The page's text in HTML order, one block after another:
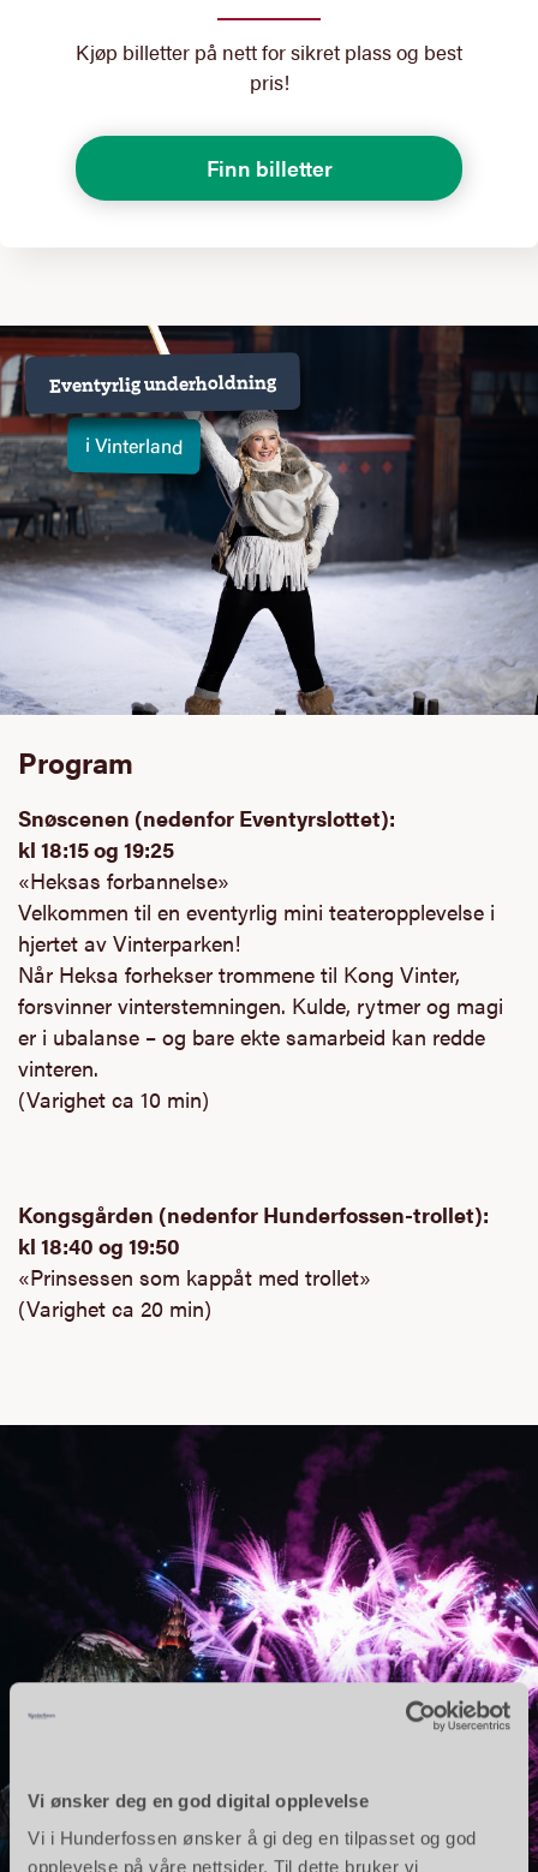
Vi ønsker deg en god digital opplevelse
Vi i Hunderfossen ønsker å gi deg en tilpasset og god
opplevelse på våre nettsider. Til dette bruker vi
Kjøp billetter på nett for sikret plass og best
pris!
Finn billetter
Eventyrlig underholdning
i Vinterland
Program
Snøscenen (nedenfor Eventyrslottet):
kl 18:15 og 19:25
«Heksas forbannelse»
Velkommen til en eventyrlig mini teateropplevelse i
hjertet av Vinterparken!
Når Heksa forhekser trommene til Kong Vinter,
forsvinner vinterstemningen. Kulde, rytmer og magi
er i ubalanse – og bare ekte samarbeid kan redde
vinteren.
(Varighet ca 10 min)
Kongsgården (nedenfor Hunderfossen-trollet):
kl 18:40 og 19:50
«Prinsessen som kappåt med trollet»
(Varighet ca 20 min)